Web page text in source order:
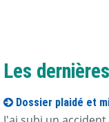
Les
Dossier plaidé et